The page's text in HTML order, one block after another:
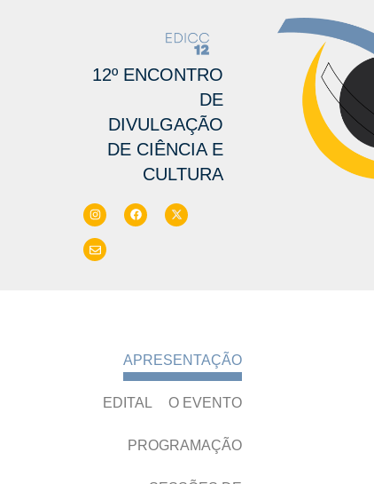
12º ENCONTRO
DE
DIVULGAÇÃO
DE CIÊNCIA E
CULTURA
APRESENTAÇÃO
EDITAL O EVENTO
PROGRAMAÇÃO